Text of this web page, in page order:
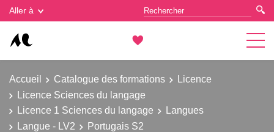
Aller à
Accueil Catalogue des formations
Licence
Licence Sciences du langage
Licence 1 Sciences du langage
Langues
Langue - LV2
Portugais S2
Gestion des cookies